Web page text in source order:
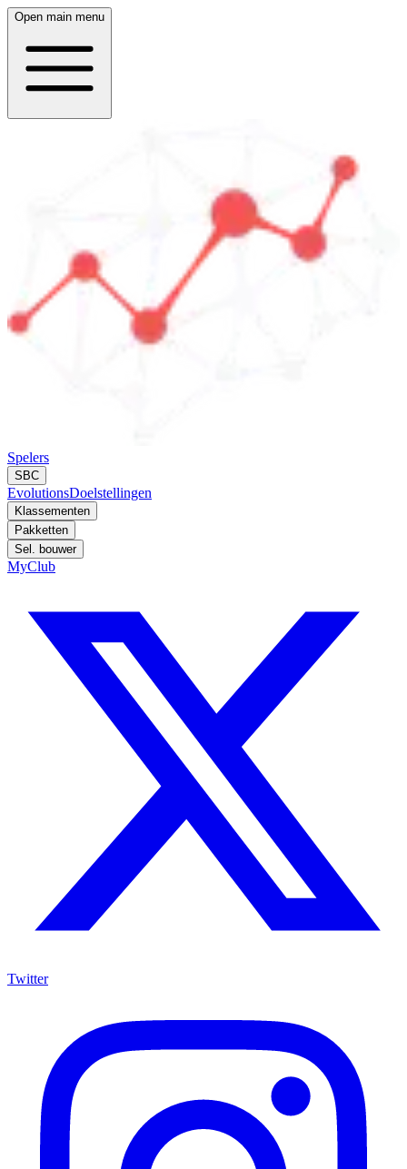
Open main menu
Spelers
SBC
EvolutionsDoelstellingen
Klassementen
Pakketten
Sel. bouwer
MyClub
Twitter